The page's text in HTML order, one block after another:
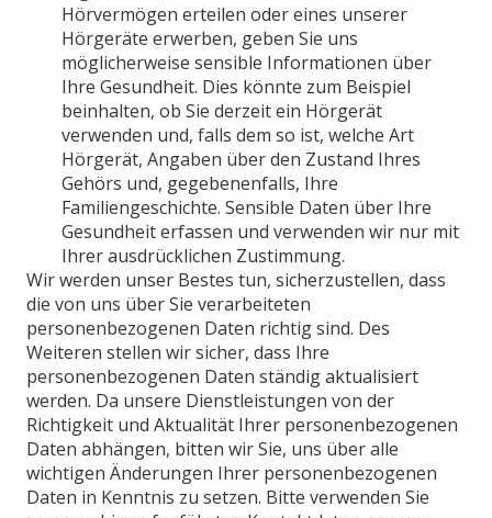
Hörvermögen erteilen oder eines unserer
Hörgeräte erwerben, geben Sie uns
möglicherweise sensible Informationen über
Ihre Gesundheit. Dies könnte zum Beispiel
beinhalten, ob Sie derzeit ein Hörgerät
verwenden und, falls dem so ist, welche Art
Hörgerät, Angaben über den Zustand Ihres
Gehörs und, gegebenenfalls, Ihre
Familiengeschichte. Sensible Daten über Ihre
Gesundheit erfassen und verwenden wir nur mit
Ihrer ausdrücklichen Zustimmung.
Wir werden unser Bestes tun, sicherzustellen, dass
die von uns über Sie verarbeiteten
personenbezogenen Daten richtig sind. Des
Weiteren stellen wir sicher, dass Ihre
personenbezogenen Daten ständig aktualisiert
werden. Da unsere Dienstleistungen von der
Richtigkeit und Aktualität Ihrer personenbezogenen
Daten abhängen, bitten wir Sie, uns über alle
wichtigen Änderungen Ihrer personenbezogenen
Daten in Kenntnis zu setzen. Bitte verwenden Sie